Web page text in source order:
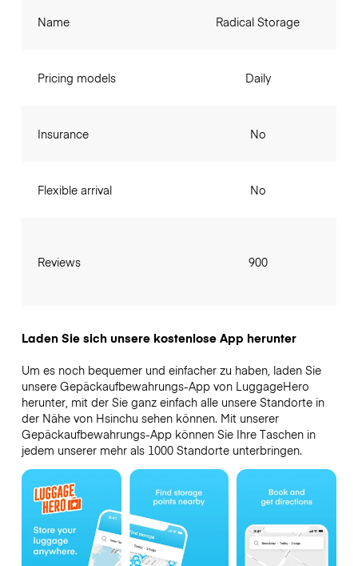
Name
Pricing models
Insurance
Flexible arrival
Reviews
Radical Storage
Daily
No
No
900
Laden Sie sich unsere kostenlose App herunter
Um es noch bequemer und einfacher zu haben, laden Sie
unsere Gepäckaufbewahrungs-App von LuggageHero
herunter, mit der Sie ganz einfach alle unsere Standorte in
der Nähe von Hsinchu sehen können. Mit unserer
Gepäckaufbewahrungs-App können Sie Ihre Taschen in
jedem unserer mehr als 1000 Standorte unterbringen.